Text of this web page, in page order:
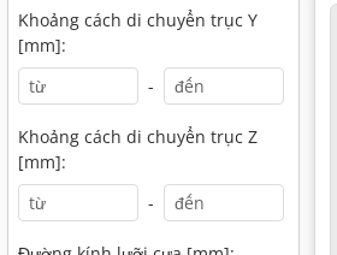
Khoảng cách di chuyển trục Y
[mm]:
-
Khoảng cách di chuyển trục Z
[mm]:
-